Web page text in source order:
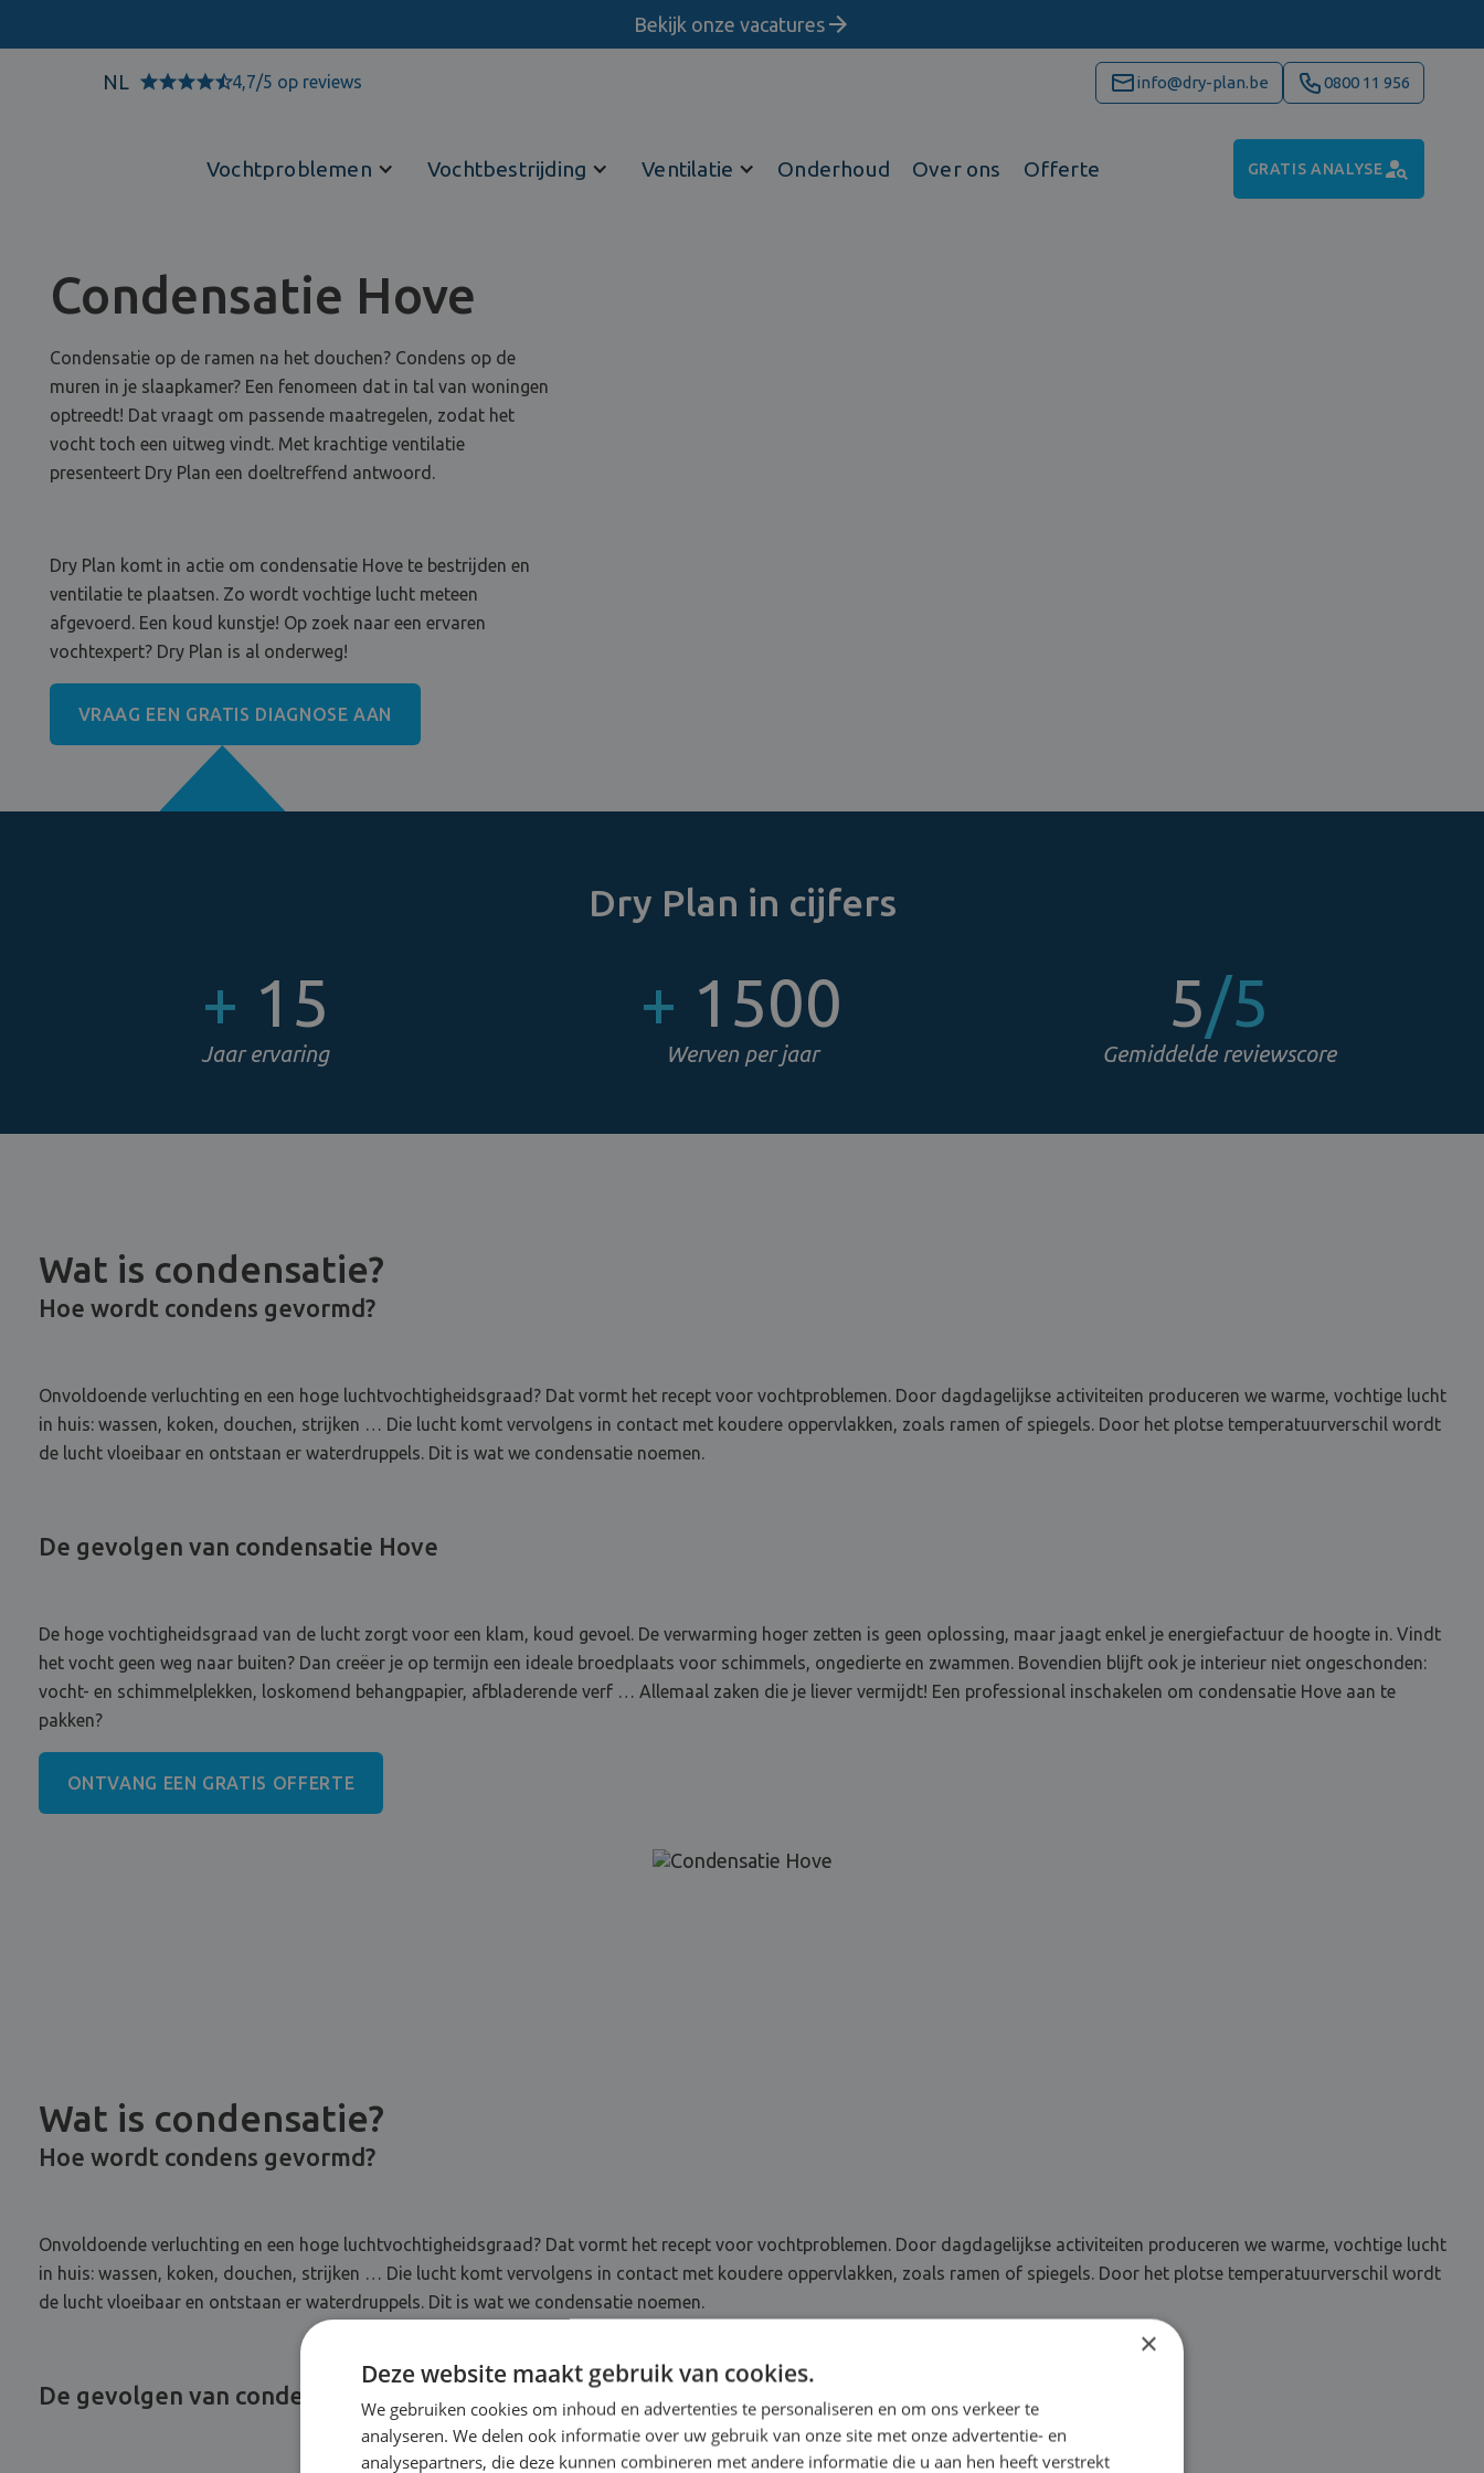
Bekijk onze vacatures
NL 4,7/5 op reviews info@dry-plan.be 0800 11 956
Vochtproblemen Vochtbestrijding Ventilatie Onderhoud Over ons Offerte GRATIS ANALYSE
Condensatie Hove
Condensatie op de ramen na het douchen? Condens op de
muren in je slaapkamer? Een fenomeen dat in tal van woningen
optreedt! Dat vraagt om passende maatregelen, zodat het
vocht toch een uitweg vindt. Met krachtige ventilatie
presenteert Dry Plan een doeltreffend antwoord.
Dry Plan komt in actie om condensatie Hove te bestrijden en
ventilatie te plaatsen. Zo wordt vochtige lucht meteen
afgevoerd. Een koud kunstje! Op zoek naar een ervaren
vochtexpert? Dry Plan is al onderweg!
VRAAG EEN GRATIS DIAGNOSE AAN
Dry Plan in cijfers
+ 15
Jaar ervaring
+ 1500
Werven per jaar
5/5
Gemiddelde reviewscore
Wat is condensatie?
Hoe wordt condens gevormd?
Onvoldoende verluchting en een hoge luchtvochtigheidsgraad? Dat vormt het recept voor vochtproblemen. Door dagdagelijkse activiteiten produceren we warme, vochtige lucht
in huis: wassen, koken, douchen, strijken … Die lucht komt vervolgens in contact met koudere oppervlakken, zoals ramen of spiegels. Door het plotse temperatuurverschil wordt
de lucht vloeibaar en ontstaan er waterdruppels. Dit is wat we condensatie noemen.
De gevolgen van condensatie Hove
De hoge vochtigheidsgraad van de lucht zorgt voor een klam, koud gevoel. De verwarming hoger zetten is geen oplossing, maar jaagt enkel je energiefactuur de hoogte in. Vindt
het vocht geen weg naar buiten? Dan creëer je op termijn een ideale broedplaats voor schimmels, ongedierte en zwammen. Bovendien blijft ook je interieur niet ongeschonden:
vocht- en schimmelplekken, loskomend behangpapier, afbladerende verf … Allemaal zaken die je liever vermijdt! Een professional inschakelen om condensatie Hove aan te
pakken?
ONTVANG EEN GRATIS OFFERTE
Wat is condensatie?
Hoe wordt condens gevormd?
Onvoldoende verluchting en een hoge luchtvochtigheidsgraad? Dat vormt het recept voor vochtproblemen. Door dagdagelijkse activiteiten produceren we warme, vochtige lucht
in huis: wassen, koken, douchen, strijken … Die lucht komt vervolgens in contact met koudere oppervlakken, zoals ramen of spiegels. Door het plotse temperatuurverschil wordt
de lucht vloeibaar en ontstaan er waterdruppels. Dit is wat we condensatie noemen.
De gevolgen van condensatie Hove
×
Deze website maakt gebruik van cookies.
We gebruiken cookies om inhoud en advertenties te personaliseren en om ons verkeer te
analyseren. We delen ook informatie over uw gebruik van onze site met onze advertentie- en
analysepartners, die deze kunnen combineren met andere informatie die u aan hen heeft verstrekt